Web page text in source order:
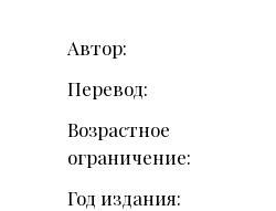
Автор
Перевод
Возрастное
ограничение
Год издания